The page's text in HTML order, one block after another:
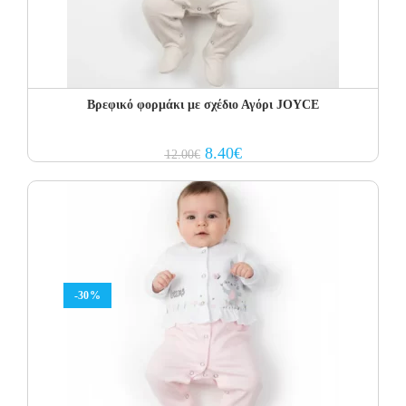
Βρεφικό φορμάκι με σχέδιο Αγόρι JOYCE
12.00€ Original
price
12.00€.
8.40€Current
price
-30%